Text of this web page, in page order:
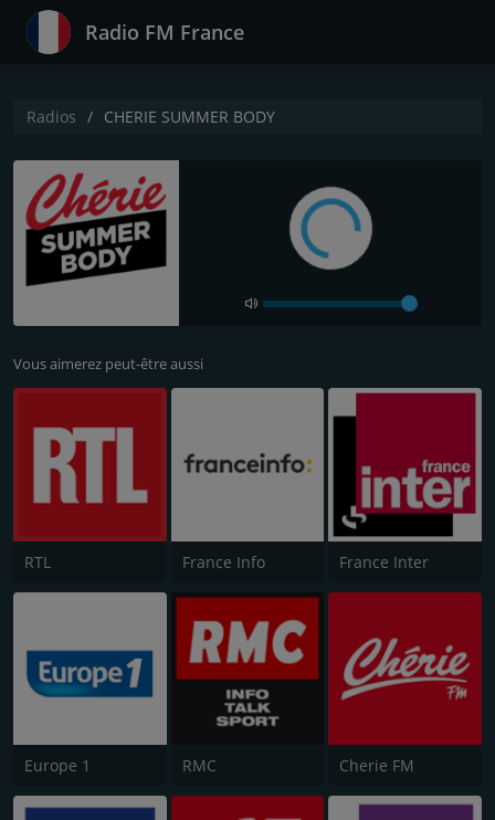
Radio FM France
Radios CHERIE SUMMER BODY
Vous aimerez peut-être aussi
RTL France Info France Inter
Europe 1 RMC Cherie FM